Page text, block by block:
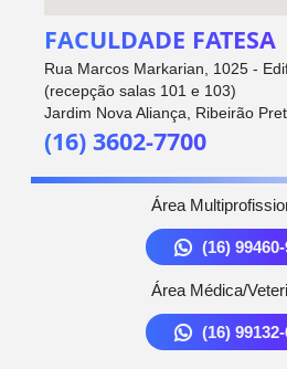
FACULDADE FATESA
Rua Marcos Markarian, 1025 -
(recepção salas 101 e 103)
Jardim Nova Aliança, Ribeirão
(16) 3602-7700
Área
(16)
Área Médica/
(16)